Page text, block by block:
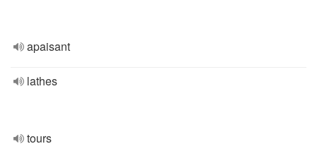
apaisant
lathes
tours